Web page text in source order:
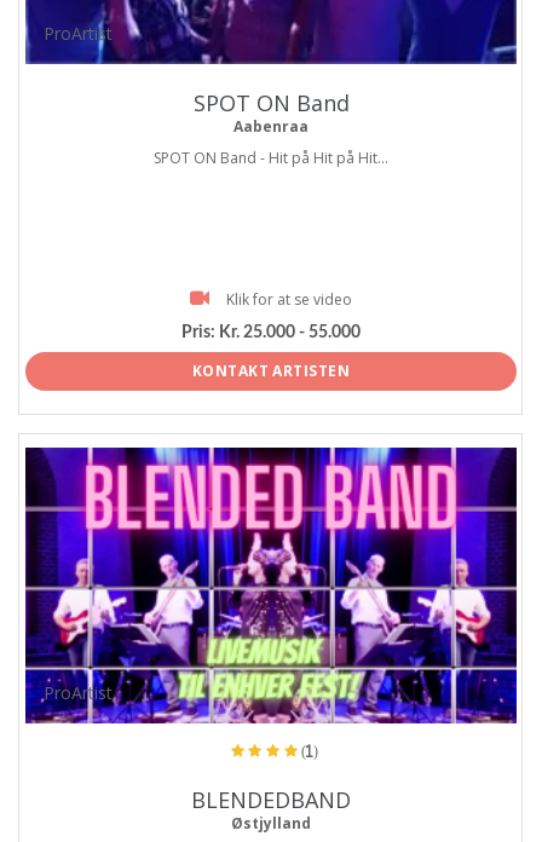
ProArtist
SPOT ON Band
Aabenraa
SPOT ON Band - Hit på Hit på Hit...
Klik for at se video
Pris: Kr. 25.000 - 55.000
KONTAKT ARTISTEN
ProArtist
(1)
BLENDEDBAND
Østjylland